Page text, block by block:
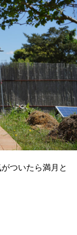
ついたら満月と